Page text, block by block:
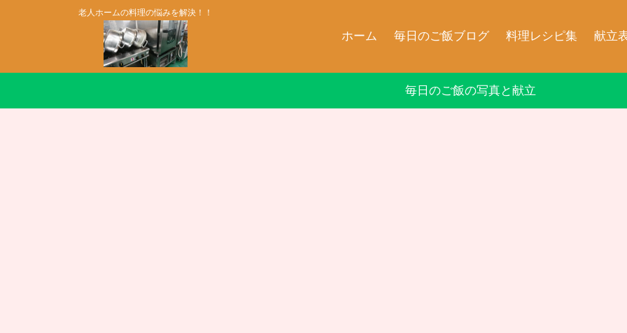
老人ホームの料理の悩みを解決！！
ホーム 毎日のご飯ブログ 料理レシピ集 献立
毎日のご飯の写真と献立